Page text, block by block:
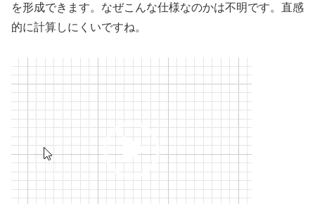
を形成できます。なぜこんな仕様なのかは不明です。直感
的に計算しにくいですね。
動
画
プ
レ
ー
ヤ
ー